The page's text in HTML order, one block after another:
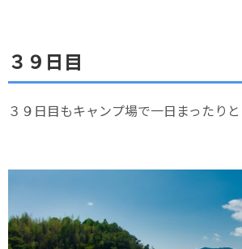
３９日目
３９日目もキャンプ場で一日まったりと